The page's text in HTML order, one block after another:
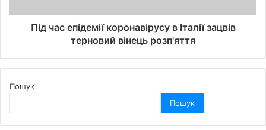
Під час епідемії коронавірусу в Італії зацвів
терновий вінець розп'яття
Пошук
Пошук